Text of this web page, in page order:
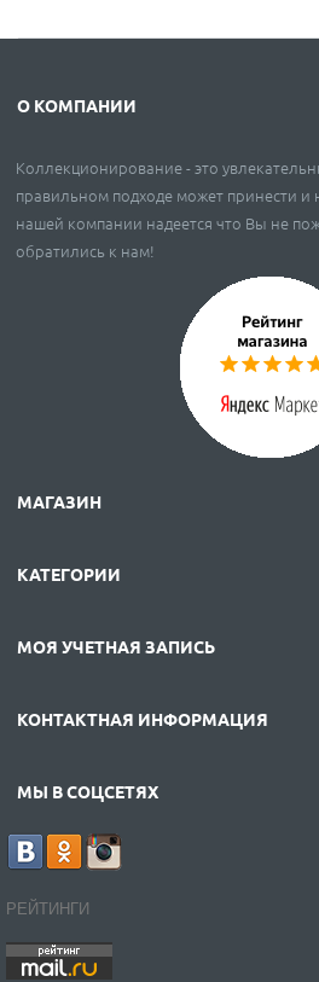
О КОМПАНИИ
Коллекционирование - это
правильном подходе может принести
нашей компании надеется что Вы не
обратились к нам!
МАГАЗИН
КАТЕГОРИИ
МОЯ УЧЕТНАЯ ЗАПИСЬ
КОНТАКТНАЯ ИНФОРМАЦИЯ
МЫ В СОЦСЕТЯХ
РЕЙТИНГИ